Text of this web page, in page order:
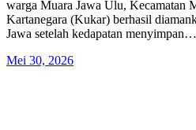
warga Muara Jawa Ulu, Kecamatan
Kartanegara (Kukar) berhasil
Jawa setelah kedapatan menyimpan…
Mei 30, 2026